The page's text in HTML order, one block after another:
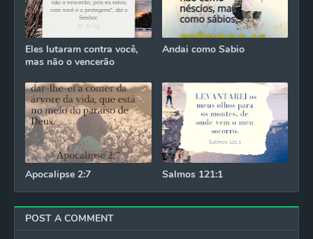
Eles lutaram contra você,
mas não o vencerão
Andai como Sabio
Apocalipse 2:7 Salmos 121:1
POST A COMMENT